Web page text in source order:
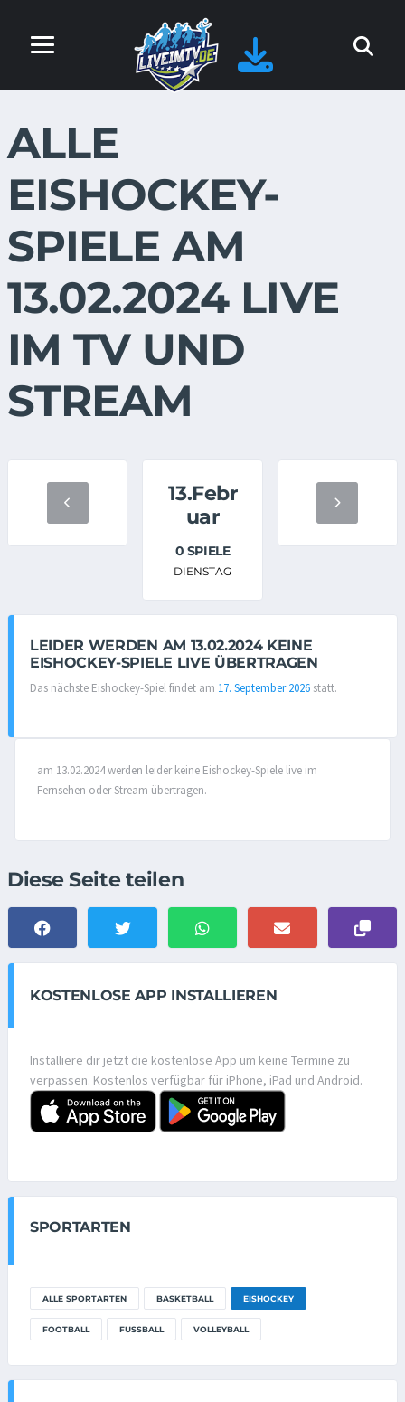
ALLE
EISHOCKEY-
SPIELE AM
13.02.2024 LIVE
IM TV UND
STREAM
13.Febr
uar
0 SPIELE
DIENSTAG
LEIDER WERDEN AM 13.02.2024 KEINE
EISHOCKEY-SPIELE LIVE ÜBERTRAGEN
Das nächste Eishockey-Spiel findet am 17. September 2026 statt.
am 13.02.2024 werden leider keine Eishockey-Spiele live im
Fernsehen oder Stream übertragen.
Diese Seite teilen
KOSTENLOSE APP INSTALLIEREN
Installiere dir jetzt die kostenlose App um keine Termine zu
verpassen. Kostenlos verfügbar für iPhone, iPad und Android.
SPORTARTEN
ALLE SPORTARTEN BASKETBALL EISHOCKEY
FOOTBALL FUSSBALL VOLLEYBALL